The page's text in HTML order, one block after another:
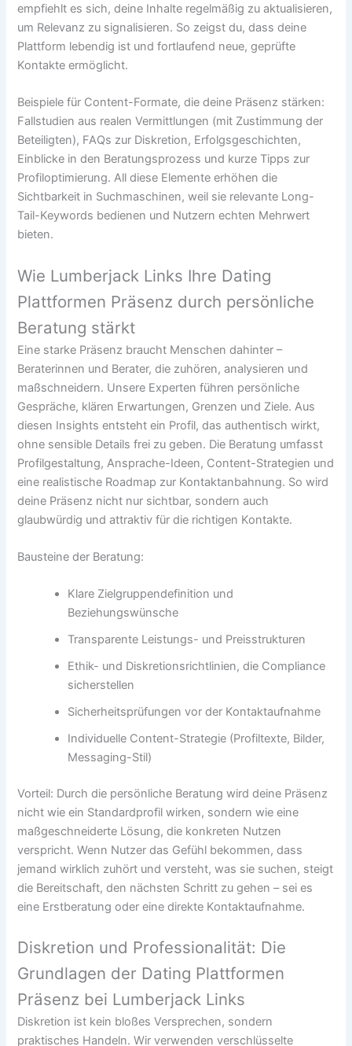
empfiehlt es sich, deine Inhalte regelmäßig zu aktualisieren,
um Relevanz zu signalisieren. So zeigst du, dass deine
Plattform lebendig ist und fortlaufend neue, geprüfte
Kontakte ermöglicht.
Beispiele für Content-Formate, die deine Präsenz stärken:
Fallstudien aus realen Vermittlungen (mit Zustimmung der
Beteiligten), FAQs zur Diskretion, Erfolgsgeschichten,
Einblicke in den Beratungsprozess und kurze Tipps zur
Profiloptimierung. All diese Elemente erhöhen die
Sichtbarkeit in Suchmaschinen, weil sie relevante Long-
Tail-Keywords bedienen und Nutzern echten Mehrwert
bieten.
Wie Lumberjack Links Ihre Dating
Plattformen Präsenz durch persönliche
Beratung stärkt
Eine starke Präsenz braucht Menschen dahinter –
Beraterinnen und Berater, die zuhören, analysieren und
maßschneidern. Unsere Experten führen persönliche
Gespräche, klären Erwartungen, Grenzen und Ziele. Aus
diesen Insights entsteht ein Profil, das authentisch wirkt,
ohne sensible Details frei zu geben. Die Beratung umfasst
Profilgestaltung, Ansprache-Ideen, Content-Strategien und
eine realistische Roadmap zur Kontaktanbahnung. So wird
deine Präsenz nicht nur sichtbar, sondern auch
glaubwürdig und attraktiv für die richtigen Kontakte.
Bausteine der Beratung:
Klare Zielgruppendefinition und
Beziehungswünsche
Transparente Leistungs- und Preisstrukturen
Ethik- und Diskretionsrichtlinien, die Compliance
sicherstellen
Sicherheitsprüfungen vor der Kontaktaufnahme
Individuelle Content-Strategie (Profiltexte, Bilder,
Messaging-Stil)
Vorteil: Durch die persönliche Beratung wird deine Präsenz
nicht wie ein Standardprofil wirken, sondern wie eine
maßgeschneiderte Lösung, die konkreten Nutzen
verspricht. Wenn Nutzer das Gefühl bekommen, dass
jemand wirklich zuhört und versteht, was sie suchen, steigt
die Bereitschaft, den nächsten Schritt zu gehen – sei es
eine Erstberatung oder eine direkte Kontaktaufnahme.
Diskretion und Professionalität: Die
Grundlagen der Dating Plattformen
Präsenz bei Lumberjack Links
Diskretion ist kein bloßes Versprechen, sondern
praktisches Handeln. Wir verwenden verschlüsselte